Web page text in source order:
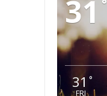
31 °
31 °
FRI